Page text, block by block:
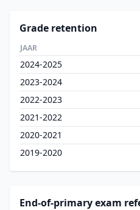
Grade retention
JAAR
2024-2025
2023-2024
2022-2023
2021-2022
2020-2021
2019-2020
End-of-primary exam